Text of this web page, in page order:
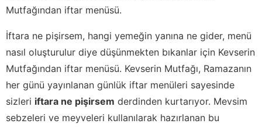
Mutfağından iftar menüsü.
İftara ne pişirsem, hangi yemeğin yanına ne gider, menü
nasıl oluşturulur diye düşünmekten bıkanlar için Kevserin
Mutfağından iftar menüsü. Kevserin Mutfağı, Ramazanın
her günü yayınlanan günlük iftar menüleri sayesinde
sizleri iftara ne pişirsem derdinden kurtarıyor. Mevsim
sebzeleri ve meyveleri kullanılarak hazırlanan bu